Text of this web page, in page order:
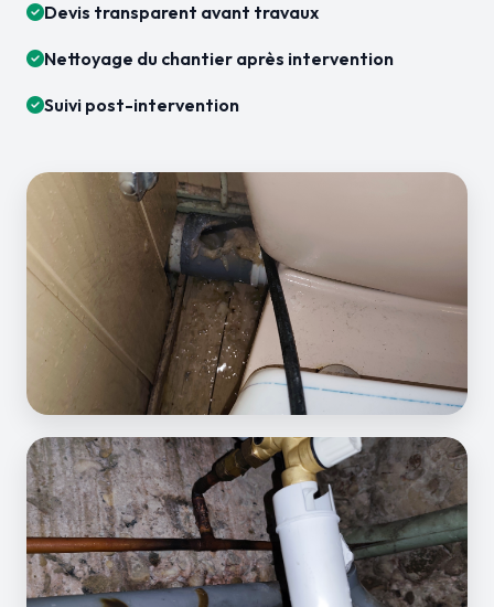
Devis transparent avant travaux
Nettoyage du chantier après intervention
Suivi post-intervention